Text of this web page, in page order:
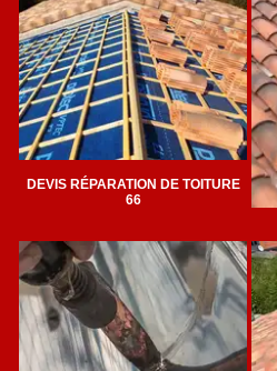
DEVIS RÉPARATION DE TOITURE
66